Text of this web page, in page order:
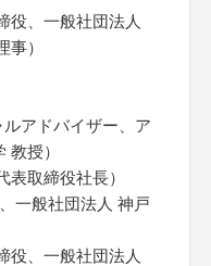
役、一般社団法人
）
アドバイザー、ア
授）
取締役社長）
一般社団法人 神戸
役、一般社団法人